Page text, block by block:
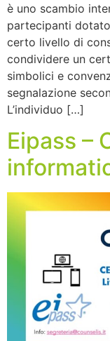
è uno scambio
partecipanti
certo livello di
condividere un
simbolici e
segnalazione
L’individuo […]
Eipass –